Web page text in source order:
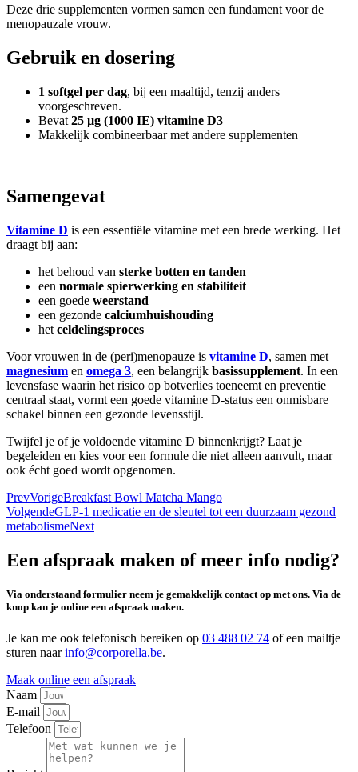
Deze drie supplementen vormen samen een fundament voor de
menopauzale vrouw.
Gebruik en dosering
1 softgel per dag, bij een maaltijd, tenzij anders
voorgeschreven.
Bevat 25 µg (1000 IE) vitamine D3
Makkelijk combineerbaar met andere supplementen
Samengevat
Vitamine D is een essentiële vitamine met een brede werking. Het
draagt bij aan:
het behoud van sterke botten en tanden
een normale spierwerking en stabiliteit
een goede weerstand
een gezonde calciumhuishouding
het celdelingsproces
Voor vrouwen in de (peri)menopauze is vitamine D, samen met
magnesium en omega 3, een belangrijk basissupplement. In een
levensfase waarin het risico op botverlies toeneemt en preventie
centraal staat, vormt een goede vitamine D-status een onmisbare
schakel binnen een gezonde levensstijl.
Twijfel je of je voldoende vitamine D binnenkrijgt? Laat je
begeleiden en kies voor een formule die niet alleen aanvult, maar
ook écht goed wordt opgenomen.
PrevVorigeBreakfast Bowl Matcha Mango
VolgendeGLP-1 medicatie en de sleutel tot een duurzaam gezond
metabolismeNext
Een afspraak maken of meer info nodig?
Via onderstaand formulier neem je gemakkelijk contact op met ons. Via de
knop kan je online een afspraak maken.
Je kan me ook telefonisch bereiken op 03 488 02 74 of een mailtje
sturen naarinfo@corporella.be.
Maak online een afspraak
Naam
E-mail
Telefoon